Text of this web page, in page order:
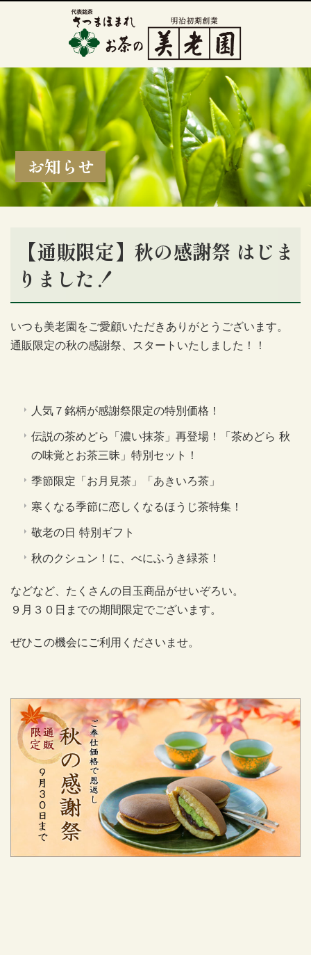
お知らせ
【通販限定】秋の感謝祭 はじま
りました！
いつも美老園をご愛顧いただきありがとうございます。
通販限定の秋の感謝祭、スタートいたしました！！
人気７銘柄が感謝祭限定の特別価格！
伝説の茶めどら「濃い抹茶」再登場！「茶めどら 秋
の味覚とお茶三昧」特別セット！
季節限定「お月見茶」「あきいろ茶」
寒くなる季節に恋しくなるほうじ茶特集！
敬老の日 特別ギフト
秋のクシュン！に、べにふうき緑茶！
などなど、たくさんの目玉商品がせいぞろい。
９月３０日までの期間限定でございます。
ぜひこの機会にご利用くださいませ。